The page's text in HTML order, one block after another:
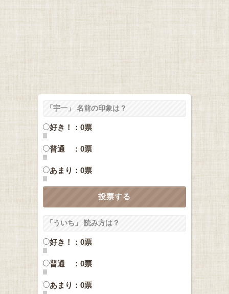
「宇一」 名前の印象は？
好き！：0票
普通 ：0票
あまり：0票
「ういち」 読み方は？
好き！：0票
普通 ：0票
あまり：0票